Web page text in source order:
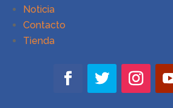
Noticia
Contacto
Tienda